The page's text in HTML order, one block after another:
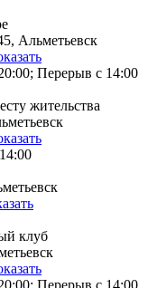
Альметьевск
Перерыв с 14:00
жительства
клуб
Перерыв с 14:00